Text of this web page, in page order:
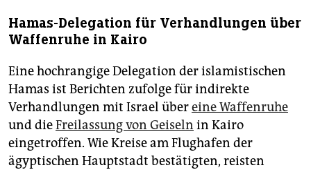
Hamas-Delegation für Verhandlungen über
Waffenruhe in Kairo
Eine hochrangige Delegation der islamistischen
Hamas ist Berichten zufolge für indirekte
Verhandlungen mit Israel übereine Waffenruhe
und dieFreilassung von Geiseln in Kairo
eingetroffen. Wie Kreise am Flughafen der
ägyptischen Hauptstadt bestätigten, reisten